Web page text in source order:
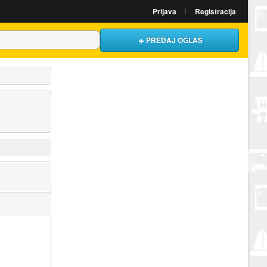
Prijava Registracija
PREDAJ OGLAS